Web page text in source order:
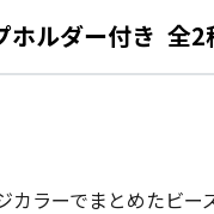
ホルダー付き 全
カラーでまとめたビ